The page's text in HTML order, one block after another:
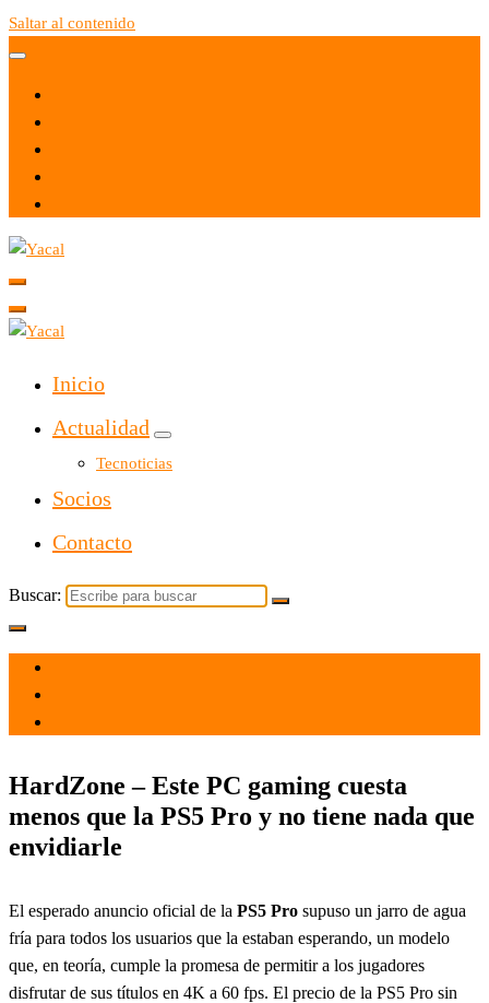
Saltar al contenido
Yacal micro hosting
Inicio
Actualidad
Tecnoticias
Socios
Contacto
Buscar:
HardZone – Este PC gaming cuesta
menos que la PS5 Pro y no tiene nada que
envidiarle
El esperado anuncio oficial de la PS5 Pro supuso un jarro de agua
fría para todos los usuarios que la estaban esperando, un modelo
que, en teoría, cumple la promesa de permitir a los jugadores
disfrutar de sus títulos en 4K a 60 fps. El precio de la PS5 Pro sin